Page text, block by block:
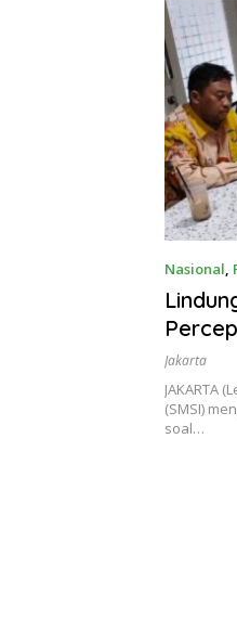
Nasional,
Jakarta
JAKARTA
(SMSI)
soal…